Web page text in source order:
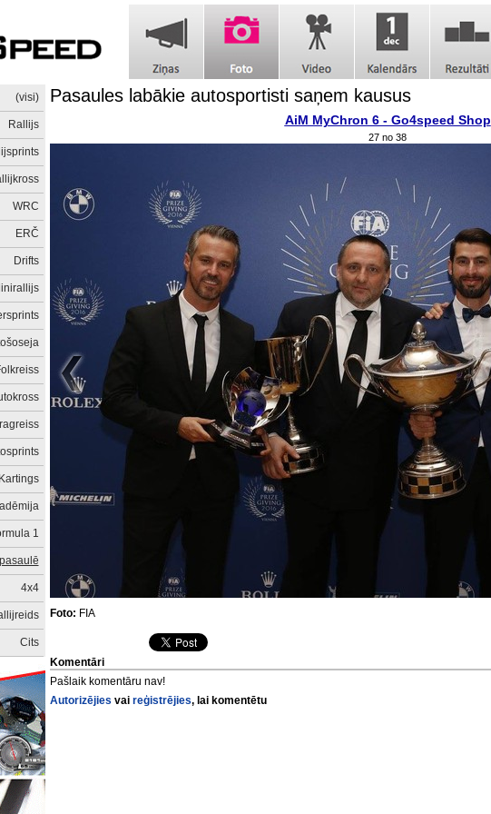
(visi)
Rallijs
WRC
ERČ
Drifts
Kartings
1
4x4
Cits
Pasaules labākie autosportisti saņem kausus
AiM MyChron 6 - Go4speed Shop
27 no 38
Foto: FIA
Komentāri
Pašlaik komentāru nav!
Autorizējies vai reģistrējies, lai komentētu